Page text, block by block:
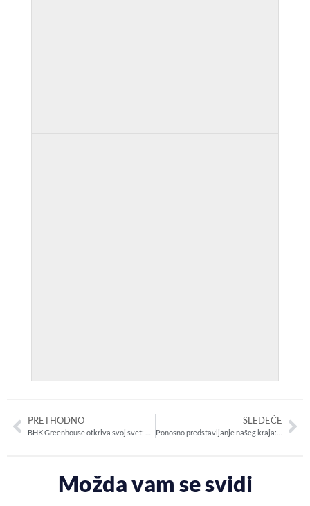
PRETHODNO SLEDEĆE
Možda vam se svidi